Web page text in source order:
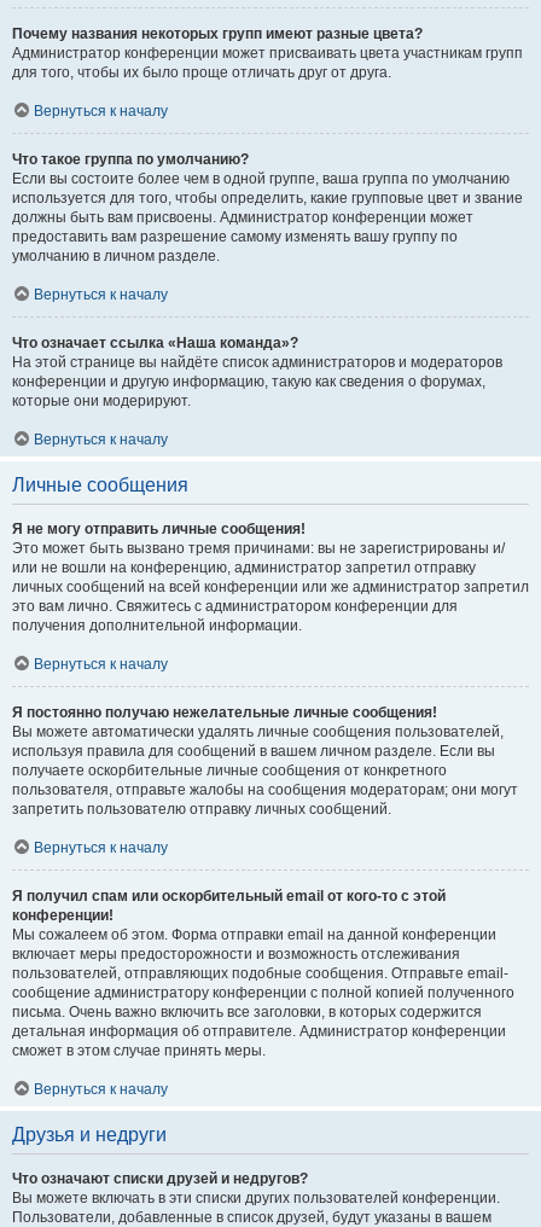
Почему названия некоторых групп имеют разные цвета?
Администратор конференции может присваивать цвета участникам групп
для того, чтобы их было проще отличать друг от друга.
Вернуться к началу
Что такое группа по умолчанию?
Если вы состоите более чем в одной группе, ваша группа по умолчанию
используется для того, чтобы определить, какие групповые цвет и звание
должны быть вам присвоены. Администратор конференции может
предоставить вам разрешение самому изменять вашу группу по
умолчанию в личном разделе.
Вернуться к началу
Что означает ссылка «Наша команда»?
На этой странице вы найдёте список администраторов и модераторов
конференции и другую информацию, такую как сведения о форумах,
которые они модерируют.
Вернуться к началу
Личные сообщения
Я не могу отправить личные сообщения!
Это может быть вызвано тремя причинами: вы не зарегистрированы и/
или не вошли на конференцию, администратор запретил отправку
личных сообщений на всей конференции или же администратор запретил
это вам лично. Свяжитесь с администратором конференции для
получения дополнительной информации.
Вернуться к началу
Я постоянно получаю нежелательные личные сообщения!
Вы можете автоматически удалять личные сообщения пользователей,
используя правила для сообщений в вашем личном разделе. Если вы
получаете оскорбительные личные сообщения от конкретного
пользователя, отправьте жалобы на сообщения модераторам; они могут
запретить пользователю отправку личных сообщений.
Вернуться к началу
Я получил спам или оскорбительный email от кого-то с этой
конференции!
Мы сожалеем об этом. Форма отправки email на данной конференции
включает меры предосторожности и возможность отслеживания
пользователей, отправляющих подобные сообщения. Отправьте email-
сообщение администратору конференции с полной копией полученного
письма. Очень важно включить все заголовки, в которых содержится
детальная информация об отправителе. Администратор конференции
сможет в этом случае принять меры.
Вернуться к началу
Друзья и недруги
Что означают списки друзей и недругов?
Вы можете включать в эти списки других пользователей конференции.
Пользователи, добавленные в список друзей, будут указаны в вашем